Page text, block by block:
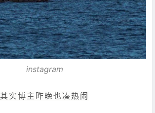
instagram
其实博主昨晚也凑热闹